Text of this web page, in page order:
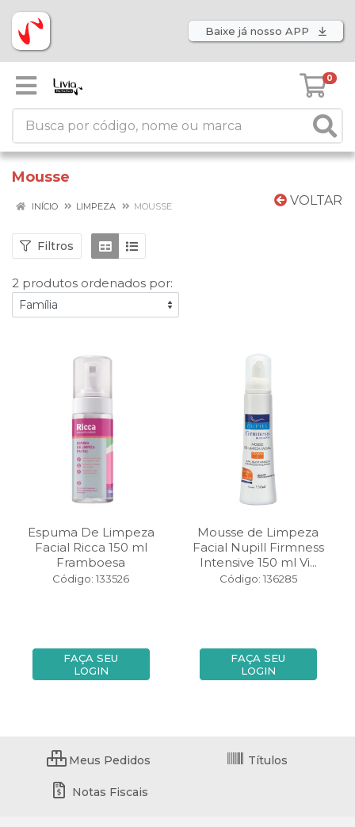
Baixe já nosso APP
0
Mousse
VOLTAR
INÍCIO LIMPEZA MOUSSE
Filtros
2 produtos ordenados por:
Espuma De Limpeza
Facial Ricca 150 ml
Framboesa
Código: 133526
FAÇA SEU
LOGIN
Mousse de Limpeza
Facial Nupill Firmness
Intensive 150 ml Vi...
Código: 136285
FAÇA SEU
LOGIN
Meus Pedidos Títulos
Notas Fiscais